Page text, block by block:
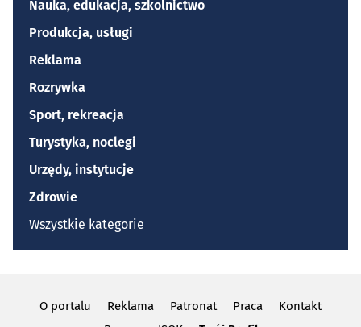
Nauka, edukacja, szkolnictwo
Produkcja, usługi
Reklama
Rozrywka
Sport, rekreacja
Turystyka, noclegi
Urzędy, instytucje
Zdrowie
Wszystkie kategorie
O portalu Reklama Patronat Praca
Kontakt